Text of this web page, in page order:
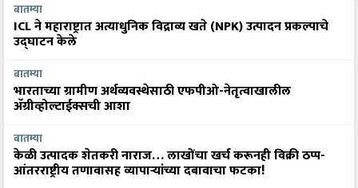
बातम्या
ICL ने महाराष्ट्रात अत्याधुनिक विद्राव्य खते (NPK) उत्पादन प्रकल्पाचे
उद्घाटन केले
बातम्या
भारताच्या ग्रामीण अर्थव्यवस्थेसाठी एफपीओ-नेतृत्वाखालील
अ‍ॅग्रीव्होल्टाईक्सची आशा
बातम्या
केळी उत्पादक शेतकरी नाराज… लाखोंचा खर्च करूनही विक्री ठप्प-
आंतरराष्ट्रीय तणावासह व्यापाऱ्यांच्या दबावाचा फटका!